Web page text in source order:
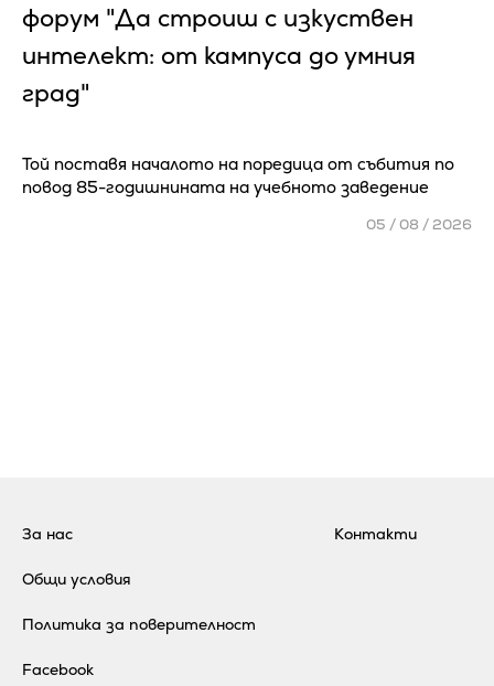
форум "Да строиш с изкуствен
интелект: от кампуса до умния
град"
Той поставя началото на поредица от събития по
повод 85-годишнината на учебното заведение
05 / 08 / 2026
За нас
Общи условия
Политика за поверителност
Контакти
Facebook